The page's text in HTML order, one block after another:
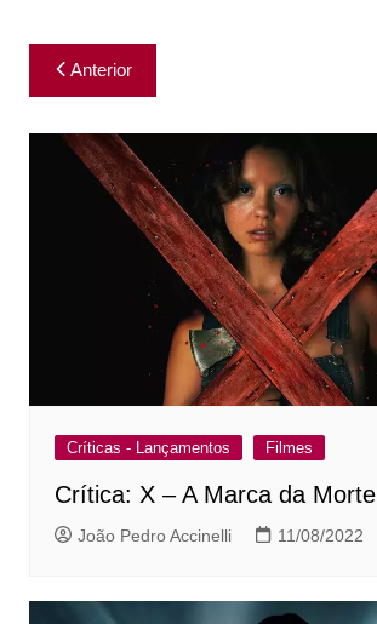
Navegação
de
Post
Anterior
Críticas - Lançamentos Filmes
Crítica: X – A Marca da Morte
João Pedro Accinelli 11/08/2022